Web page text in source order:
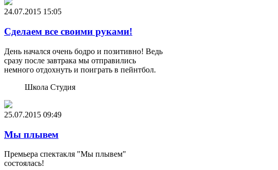
24.07.2015 15:05
Сделаем все своими руками!
День начался очень бодро и позитивно! Ведь
сразу после завтрака мы отправились
немного отдохнуть и поиграть в пейнтбол.
Школа Студия
25.07.2015 09:49
Мы плывем
Премьера спектакля "Мы плывем"
состоялась!